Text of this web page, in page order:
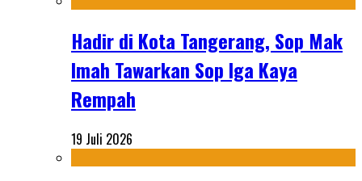
Hadir di Kota Tangerang, Sop Mak
Imah Tawarkan Sop Iga Kaya
Rempah
19 Juli 2026